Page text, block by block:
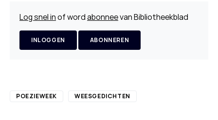
Log snel inof wordabonneevan Bibliotheekblad
INLOGGEN ABONNEREN
POEZIEWEEK WEESGEDICHTEN